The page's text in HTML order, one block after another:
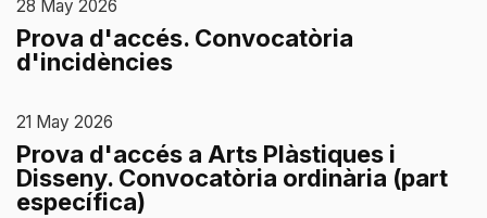
28 May 2026
Prova d'accés. Convocatòria
d'incidències
21 May 2026
Prova d'accés a Arts Plàstiques i
Disseny. Convocatòria ordinària (part
específica)